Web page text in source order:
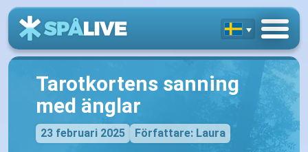
Tarotkortens sanning
med änglar
23 februari 2025 Författare: Laura